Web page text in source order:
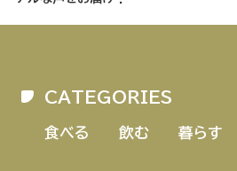
CATEGORIES
食べる 飲む 暮らす